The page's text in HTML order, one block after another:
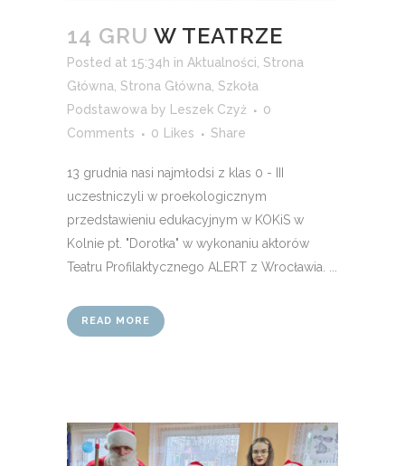
14 GRU W TEATRZE
Posted at 15:34h in Aktualności Strona
Główna Strona Główna Szkoła
Podstawowa by Leszek Czyż
0
Comments
0 Likes Share
13 grudnia nasi najmłodsi z klas 0 - III
uczestniczyli w proekologicznym
przedstawieniu edukacyjnym w KOKiS w
Kolnie pt. "Dorotka" w wykonaniu aktorów
Teatru Profilaktycznego ALERT z Wrocławia. ...
READ MORE